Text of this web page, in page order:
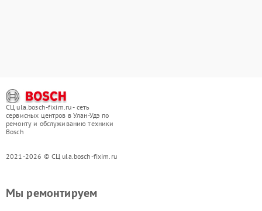
СЦ ula.bosch-fixim.ru - сеть
сервисных центров в Улан-Удэ по
ремонту и обслуживанию техники
Bosch
2021-2026 © СЦ ula.bosch-fixim.ru
Мы ремонтируем